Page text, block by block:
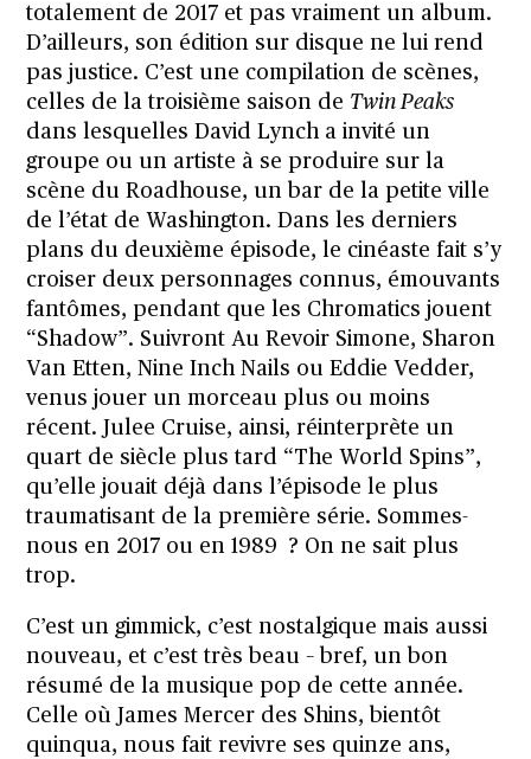
totalement de 2017 et pas vraiment un album.
D’ailleurs, son édition sur disque ne lui rend
pas justice. C’est une compilation de scènes,
celles de la troisième saison de Twin Peaks
dans lesquelles David Lynch a invité un
groupe ou un artiste à se produire sur la
scène du Roadhouse, un bar de la petite ville
de l’état de Washington. Dans les derniers
plans du deuxième épisode, le cinéaste fait s’y
croiser deux personnages connus, émouvants
fantômes, pendant que les Chromatics jouent
“Shadow”. Suivront Au Revoir Simone, Sharon
Van Etten, Nine Inch Nails ou Eddie Vedder,
venus jouer un morceau plus ou moins
récent. Julee Cruise, ainsi, réinterprète un
quart de siècle plus tard “The World Spins”,
qu’elle jouait déjà dans l’épisode le plus
traumatisant de la première série. Sommes-
nous en 2017 ou en 1989 ? On ne sait plus
trop.
C’est un gimmick, c’est nostalgique mais aussi
nouveau, et c’est très beau – bref, un bon
résumé de la musique pop de cette année.
Celle où James Mercer des Shins, bientôt
quinqua, nous fait revivre ses quinze ans,